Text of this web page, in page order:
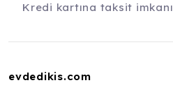
Kredi kartına taksit imkanı
evdedikis.com